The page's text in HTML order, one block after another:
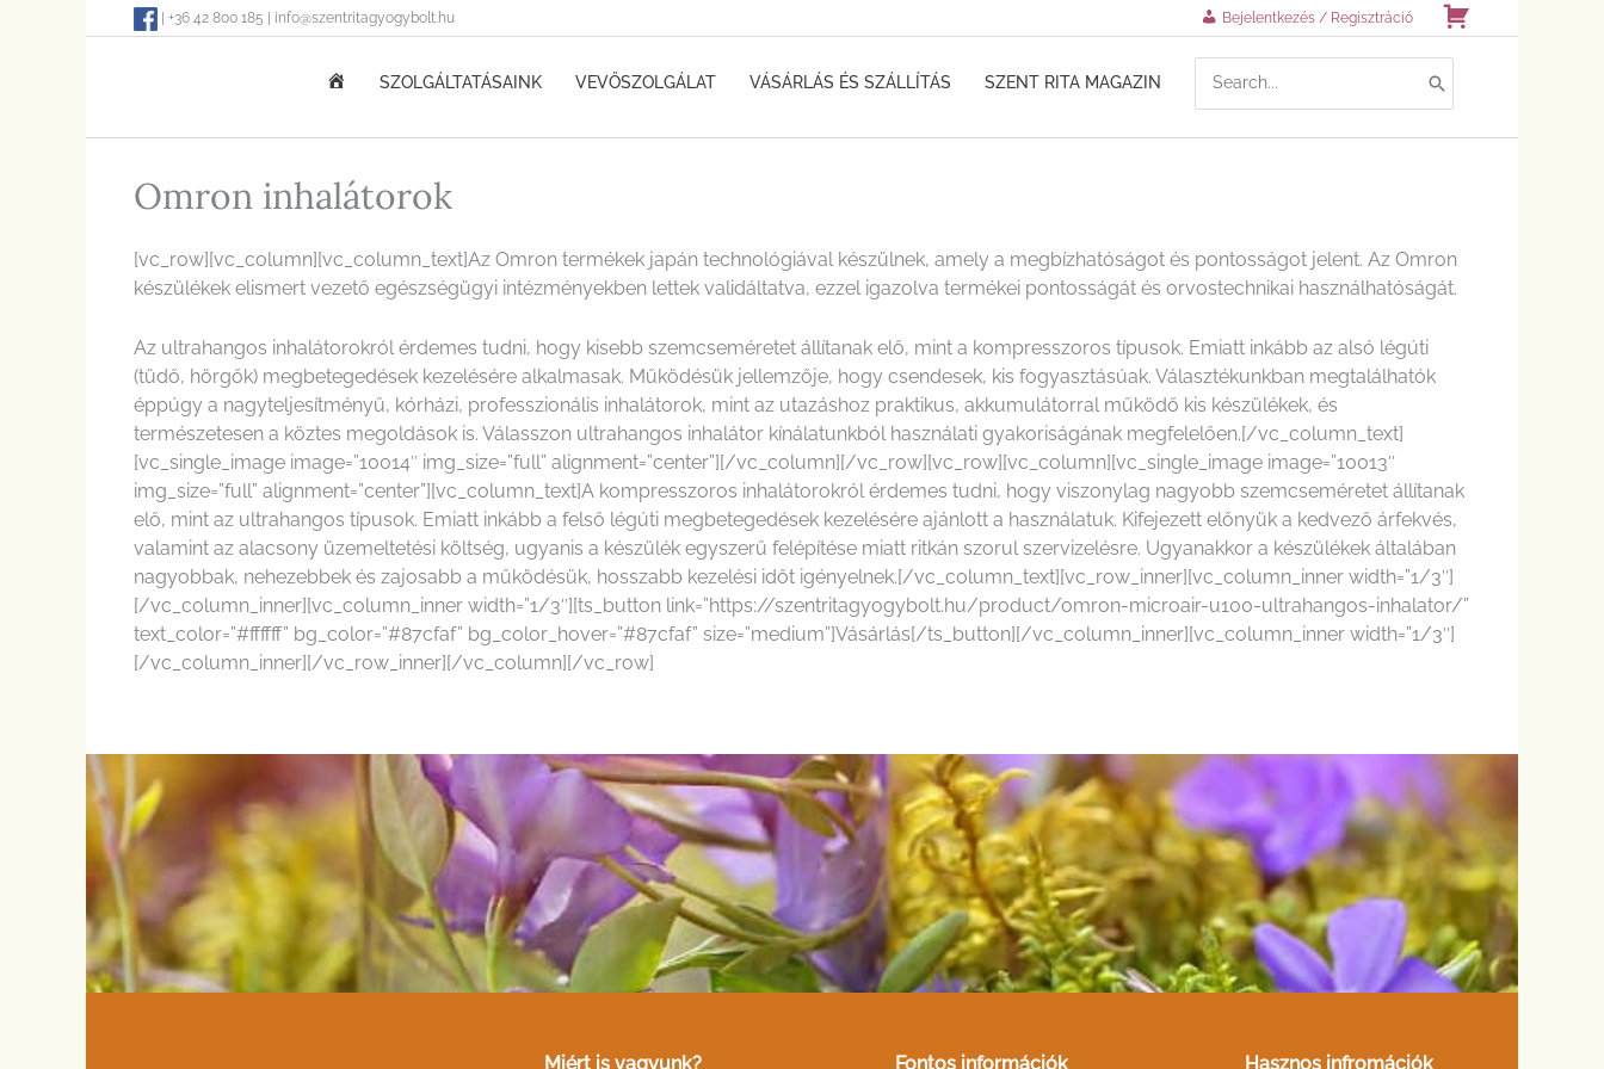
| +36 42 800 185 | info@szentritagyogybolt.hu Bejelentkezés / Regisztráció
KEZDŐOLDAL
SZOLGÁLTATÁSAINK VEVŐSZOLGÁLAT VÁSÁRLÁS ÉS SZÁLLÍTÁS SZENT RITA MAGAZIN
FOR:
Omron inhalátorok
[vc_row][vc_column][vc_column_text]Az Omron termékek japán technológiával készülnek, amely a megbízhatóságot és pontosságot jelent. Az Omron
készülékek elismert vezető egészségügyi intézményekben lettek validáltatva, ezzel igazolva termékei pontosságát és orvostechnikai használhatóságát.
Az ultrahangos inhalátorokról érdemes tudni, hogy kisebb szemcseméretet állítanak elő, mint a kompresszoros típusok. Emiatt inkább az alsó légúti
(tüdő, hörgők) megbetegedések kezelésére alkalmasak. Működésük jellemzője, hogy csendesek, kis fogyasztásúak. Választékunkban megtalálhatók
éppúgy a nagyteljesítményű, kórházi, professzionális inhalátorok, mint az utazáshoz praktikus, akkumulátorral működő kis készülékek, és
természetesen a köztes megoldások is. Válasszon ultrahangos inhalátor kínálatunkból használati gyakoriságának megfelelően.[/vc_column_text]
[vc_single_image image=”10014″ img_size=”full” alignment=”center”][/vc_column][/vc_row][vc_row][vc_column][vc_single_image image=”10013″
img_size=”full” alignment=”center”][vc_column_text]A kompresszoros inhalátorokról érdemes tudni, hogy viszonylag nagyobb szemcseméretet állítanak
elő, mint az ultrahangos típusok. Emiatt inkább a felső légúti megbetegedések kezelésére ajánlott a használatuk. Kifejezett előnyük a kedvező árfekvés,
valamint az alacsony üzemeltetési költség, ugyanis a készülék egyszerű felépítése miatt ritkán szorul szervizelésre. Ugyanakkor a készülékek általában
nagyobbak, nehezebbek és zajosabb a működésük, hosszabb kezelési időt igényelnek.[/vc_column_text][vc_row_inner][vc_column_inner width=”1/3″]
[/vc_column_inner][vc_column_inner width=”1/3″][ts_button link=”https://szentritagyogybolt.hu/product/omron-microair-u100-ultrahangos-inhalator/”
text_color=”#ffffff” bg_color=”#87cfaf” bg_color_hover=”#87cfaf” size=”medium”]Vásárlás[/ts_button][/vc_column_inner][vc_column_inner width=”1/3″]
[/vc_column_inner][/vc_row_inner][/vc_column][/vc_row]
Miért is vagyunk? Fontos információk Hasznos infromációk